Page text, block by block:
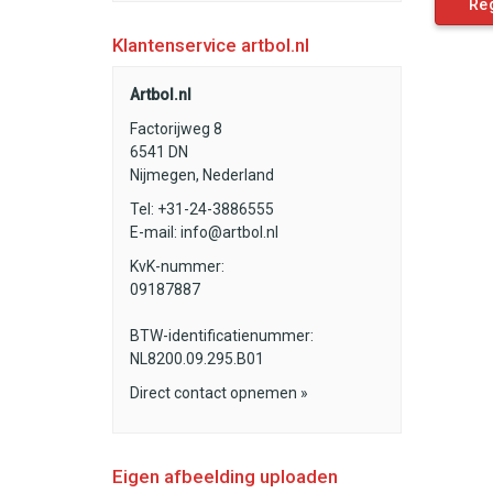
Klantenservice artbol.nl
Artbol.nl
Factorijweg 8
6541 DN
Nijmegen, Nederland
Tel: +31-24-3886555
E-mail: info@artbol.nl
KvK-nummer:
09187887
BTW-identificatienummer:
NL8200.09.295.B01
Direct contact opnemen »
Eigen afbeelding uploaden